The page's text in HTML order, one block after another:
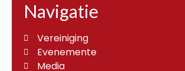
Navigatie
Vereiniging
Evenemente
Media